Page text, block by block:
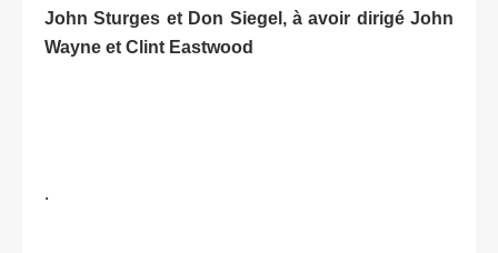
John Sturges et Don Siegel, à avoir dirigé John
Wayne et Clint Eastwood
.